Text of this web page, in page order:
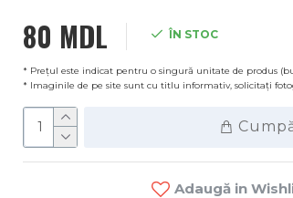
80 MDL ÎN STOC
* Prețul este indicat pentru o singură unitate de produs
* Imaginile de pe site sunt cu titlu informativ, solicitați
Adaugă in